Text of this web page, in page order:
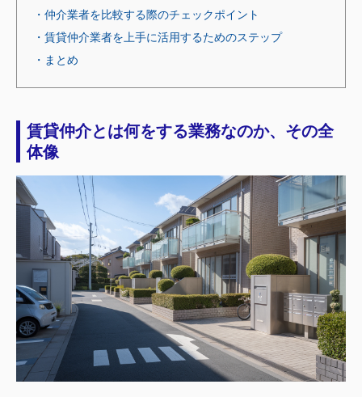
・仲介業者を比較する際のチェックポイント
・賃貸仲介業者を上手に活用するためのステップ
・まとめ
賃貸仲介とは何をする業務なのか、その全
体像